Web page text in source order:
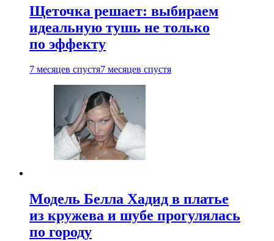
Щеточка решает: выбираем
идеальную тушь не только
по эффекту
7 месяцев спустя7 месяцев спустя
Модель Белла Хадид в платье
из кружева и шубе прогулялась
по городу